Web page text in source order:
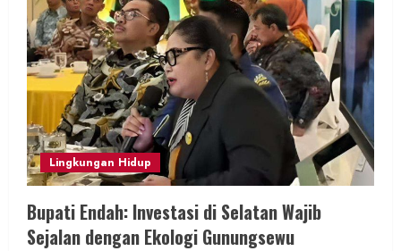
e
a
d
i
n
g
Lingkungan Hidup
Bupati Endah: Investasi di Selatan Wajib
Sejalan dengan Ekologi Gunungsewu